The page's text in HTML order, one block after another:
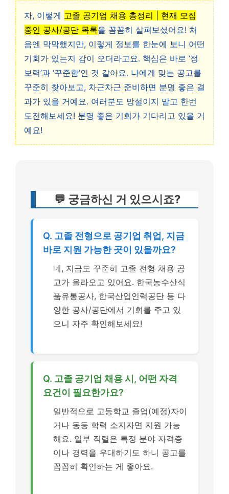
자, 이렇게 고졸 공기업 채용 총정리 | 현재 모집
중인 공사/공단 목록을 꼼꼼히 살펴보셨어요! 처
음엔 막막했지만, 이렇게 정보를 한눈에 보니 어떤
기회가 있는지 감이 오더라고요. 핵심은 바로 ‘정
보력’과 ‘꾸준함’인 것 같아요. 나에게 맞는 공고를
꾸준히 찾아보고, 차근차근 준비하면 분명 좋은 결
과가 있을 거예요. 여러분도 망설이지 말고 한번
도전해보세요! 분명 좋은 기회가 기다리고 있을 거
예요!
💬 궁금하신 거 있으시죠?
Q. 고졸 전형으로 공기업 취업, 지금
바로 지원 가능한 곳이 있을까요?
네, 지금도 꾸준히 고졸 전형 채용 공
고가 올라오고 있어요. 한국농수산식
품유통공사, 한국산업인력공단 등 다
양한 공사/공단에서 기회를 주고 있
으니 자주 확인해보세요!
Q. 고졸 공기업 채용 시, 어떤 자격
요건이 필요한가요?
일반적으로 고등학교 졸업(예정)자이
거나 동등 학력 소지자면 지원 가능
해요. 일부 직렬은 특정 분야 자격증
이나 경력을 우대하기도 하니 공고를
꼼꼼히 확인하는 게 좋아요.